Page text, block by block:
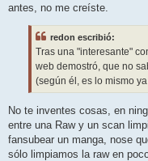
antes, no me creíste.
redon escribió:
Tras una "interesante"
web demostró, que no
(según él, es lo mismo
No te inventes cosas, en
entre una Raw y un scan
fansubear un manga, nose
sólo limpiamos la raw en